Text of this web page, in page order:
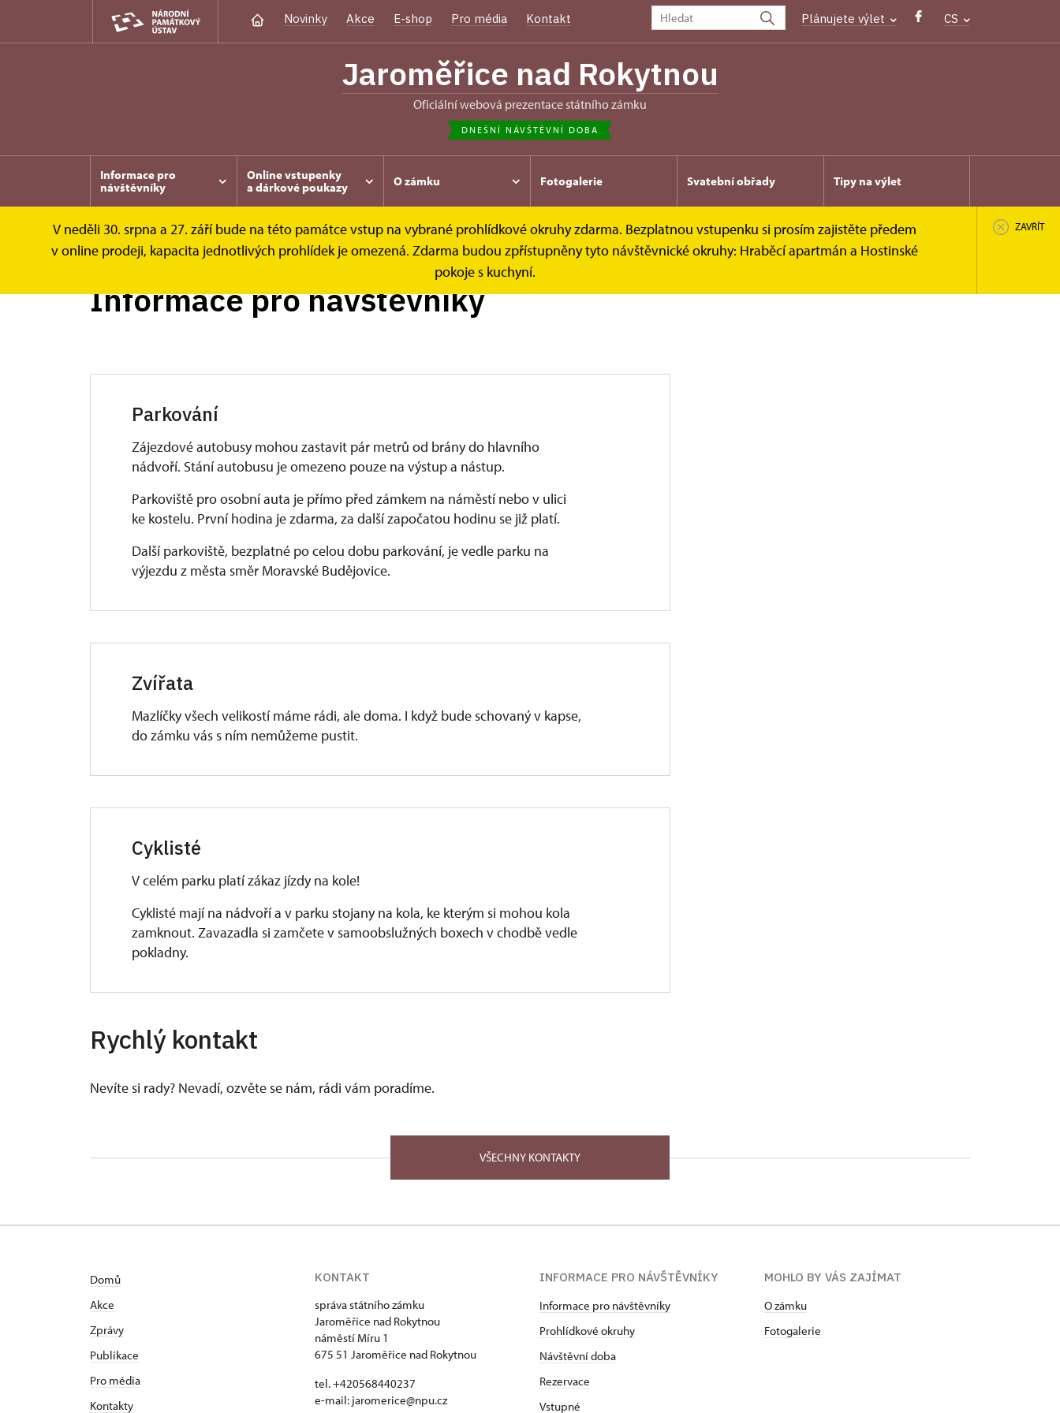
Novinky Akce E-shop Pro média Kontakt Plánujete výlet CS
Jaroměřice nad Rokytnou
oficiální webová prezentace státního zámku
DNEŠNÍ NÁVŠTĚVNÍ DOBA
Informace pro
návštěvníky
Online vstupenky
a dárkové poukazy
O zámku Fotogalerie Svatební obřady Tipy na výlet
V neděli 30. srpna a 27. září bude na této památce vstup na vybrané prohlídkové okruhy zdarma. Bezplatnou vstupenku si prosím zajistěte předem
v online prodeji, kapacita jednotlivých prohlídek je omezená. Zdarma budou zpřístupněny tyto návštěvnické okruhy: Hraběcí apartmán a Hostinské
pokoje s kuchyní.
ZAVŘÍT
Jaroměřice nad Rokytnou Informace pro návštěvníky
Informace pro návštěvníky
Parkování
Zájezdové autobusy mohou zastavit pár metrů od brány do hlavního
nádvoří. Stání autobusu je omezeno pouze na výstup a nástup.
Parkoviště pro osobní auta je přímo před zámkem na náměstí nebo v ulici
ke kostelu. První hodina je zdarma, za další započatou hodinu se již platí.
Další parkoviště, bezplatné po celou dobu parkování, je vedle parku na
výjezdu z města směr Moravské Budějovice.
Zvířata
Mazlíčky všech velikostí máme rádi, ale doma. I když bude schovaný v kapse,
do zámku vás s ním nemůžeme pustit.
Cyklisté
V celém parku platí zákaz jízdy na kole!
Cyklisté mají na nádvoří a v parku stojany na kola, ke kterým si mohou kola
zamknout. Zavazadla si zamčete v samoobslužných boxech v chodbě vedle
pokladny.
Rychlý kontakt
Nevíte si rady? Nevadí, ozvěte se nám, rádi vám poradíme.
VŠECHNY KONTAKTY
Domů
Akce
Zprávy
Publikace
Pro média
Kontakty
KONTAKT
správa státního zámku
Jaroměřice nad Rokytnou
náměstí Míru 1
675 51 Jaroměřice nad Rokytnou
tel. +420568440237
e-mail: jaromerice@npu.cz
INFORMACE PRO NÁVŠTĚVNÍKY
Informace pro návštěvníky
Prohlídkové okruhy
Návštěvní doba
Rezervace
Vstupné
MOHLO BY VÁS ZAJÍMAT
O zámku
Fotogalerie